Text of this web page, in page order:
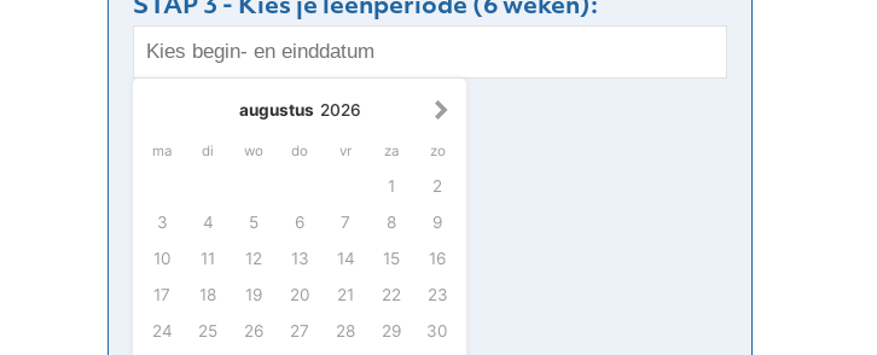
STAP 3 - Kies je leenperiode (6 weken):
augustus 2026
ma di wo do vr za zo
1
2
3
4 5 6 7 8
9
10
11 12 13 14 15
16
17
18 19 20 21 22
23
24
25 26 27 28 29
30